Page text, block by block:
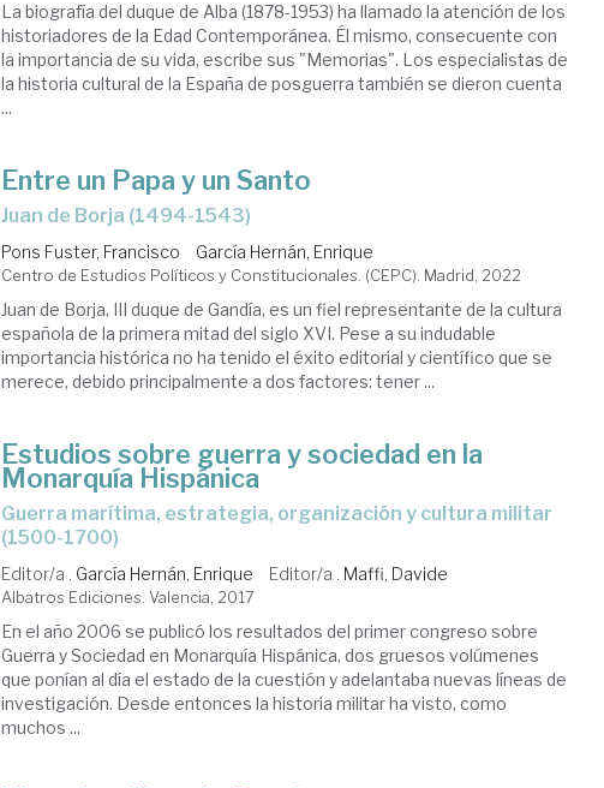
La biografía del duque de Alba (1878-1953) ha llamado la atención de los
historiadores de la Edad Contemporánea. Él mismo, consecuente con
la importancia de su vida, escribe sus "Memorias". Los especialistas de
la historia cultural de la España de posguerra también se dieron cuenta
...
Entre un Papa y un Santo
Juan de Borja (1494-1543)
Pons Fuster, Francisco García Hernán, Enrique
Centro de Estudios Políticos y Constitucionales. (CEPC). Madrid, 2022
Juan de Borja, III duque de Gandía, es un fiel representante de la cultura
española de la primera mitad del siglo XVI. Pese a su indudable
importancia histórica no ha tenido el éxito editorial y científico que se
merece, debido principalmente a dos factores: tener ...
Estudios sobre guerra y sociedad en la
Monarquía Hispánica
guerra marítima, estrategia, organización y cultura militar
(1500-1700)
Editor/a . García Hernán, Enrique Editor/a . Maffi, Davide
Albatros Ediciones. Valencia, 2017
En el año 2006 se publicó los resultados del primer congreso sobre
Guerra y Sociedad en Monarquía Hispánica, dos gruesos volúmenes
que ponían al día el estado de la cuestión y adelantaba nuevas líneas de
investigación. Desde entonces la historia militar ha visto, como
muchos ...